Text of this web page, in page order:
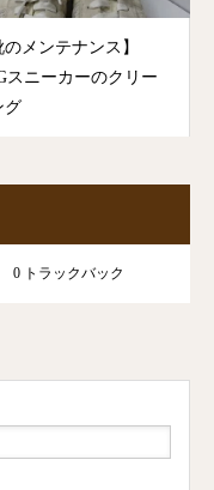
のメンテナンス】
スニーカーのクリー
グ
0 トラックバック